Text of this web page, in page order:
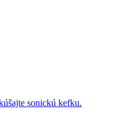
sonickú kefku.